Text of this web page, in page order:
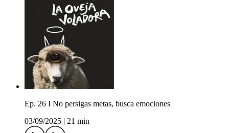
Ep. 26 I No persigas metas, busca emociones
03/09/2025
21 min